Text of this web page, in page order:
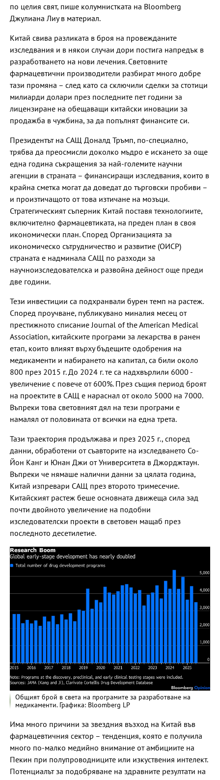
по целия свят, пише колумнистката на Bloomberg
Джулиана Лиу в материал.
Китай свива разликата в броя на провежданите
изследвания и в някои случаи дори постига напредък в
разработването на нови лечения. Световните
фармацевтични производители разбират много добре
тази промяна – след като са сключили сделки за стотици
милиарди долари през последните пет години за
лицензиране на обещаващи китайски иновации за
продажба в чужбина, за да попълнят финансите си.
Президентът на САЩ Доналд Тръмп, по-специално,
трябва да преосмисли доколко мъдро е искането за още
една година съкращения за най-големите научни
агенции в страната – финансиращи изследвания, които в
крайна сметка могат да доведат до търговски пробиви –
и произтичащото от това изтичане на мозъци.
Стратегическият съперник Китай поставя технологиите,
включително фармацевтиката, на преден план в своя
икономически план. Според Организацията за
икономическо сътрудничество и развитие (ОИСР)
страната е надминала САЩ по разходи за
научноизследователска и развойна дейност още преди
две години.
Тези инвестиции са подхранвали бурен темп на растеж.
Според проучване, публикувано миналия месец от
престижното списание Journal of the American Medical
Association, китайските програми за лекарства в ранен
етап, които влияят върху бъдещите одобрения на
медикаменти и набирането на капитал, са били около
800 през 2015 г. До 2024 г. те са надхвърлили 6000 -
увеличение с повече от 600%. През същия период броят
на проектите в САЩ е нараснал от около 5000 на 7000.
Въпреки това световният дял на тези програми е
намалял от половината от всички на една трета.
Тази траектория продължава и през 2025 г., според
данни, обработени от съавторите на изследването Со-
Йон Канг и Юнан Джи от Университета в Джорджтаун.
Въпреки че нямаше налични данни за цялата година,
Китай изпревари САЩ през второто тримесечие.
Китайският растеж беше основната движеща сила зад
почти двойното увеличение на подобни
изследователски проекти в световен мащаб през
последното десетилетие.
Общият брой в света на програмите за разработване на
медикаменти. Графика: Bloomberg LP
Има много причини за звездния възход на Китай във
фармацевтичния сектор – тенденция, която е получила
много по-малко медийно внимание от амбициите на
Пекин при полупроводниците или изкуствения интелект.
Потенциалът за подобряване на здравните резултати на